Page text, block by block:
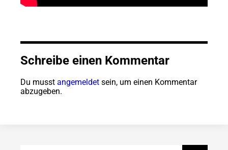
Schreibe einen Kommentar
Du musst angemeldet sein, um einen Kommentar
abzugeben.